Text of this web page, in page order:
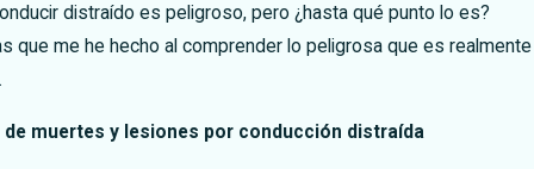
distraído es peligroso, pero ¿hasta qué punto lo es?
que me he hecho al comprender lo peligrosa que es realmente
muertes y lesiones por conducción distraída